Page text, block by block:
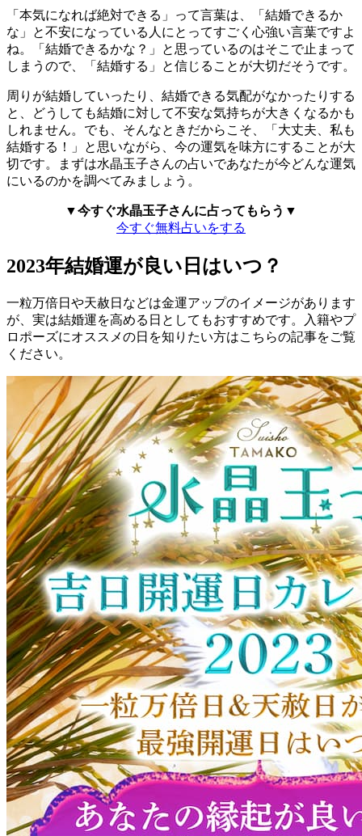
「本気になれば絶対できる」って言葉は、「結婚できるか
な」と不安になっている人にとってすごく心強い言葉ですよ
ね。「結婚できるかな？」と思っているのはそこで止まって
しまうので、「結婚する」と信じることが大切だそうです。
周りが結婚していったり、結婚できる気配がなかったりする
と、どうしても結婚に対して不安な気持ちが大きくなるかも
しれません。でも、そんなときだからこそ、「大丈夫、私も
結婚する！」と思いながら、今の運気を味方にすることが大
切です。まずは水晶玉子さんの占いであなたが今どんな運気
にいるのかを調べてみましょう。
▼今すぐ水晶玉子さんに占ってもらう▼
今すぐ無料占いをする
2023年結婚運が良い日はいつ？
一粒万倍日や天赦日などは金運アップのイメージがあります
が、実は結婚運を高める日としてもおすすめです。入籍やプ
ロポーズにオススメの日を知りたい方はこちらの記事をご覧
ください。